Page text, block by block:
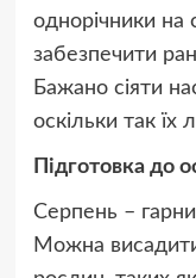
однорічники на
забезпечити
Бажано сіяти
оскільки так
Підготовка до
Серпень –
Можна висадити